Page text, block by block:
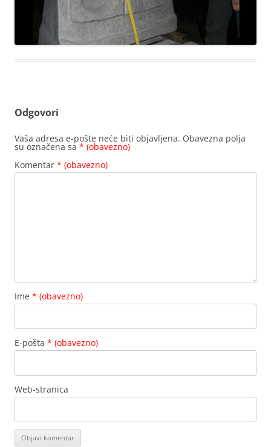
Odgovori
Vaša adresa e-pošte neće biti objavljena. Obavezna polja
su označena sa * (obavezno)
Komentar * (obavezno)
Ime * (obavezno)
E-pošta * (obavezno)
Web-stranica